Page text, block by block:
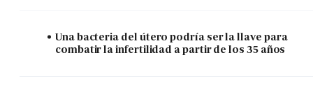
Una bacteria del útero podría ser la llave para
combatir la infertilidad a partir de los 35 años